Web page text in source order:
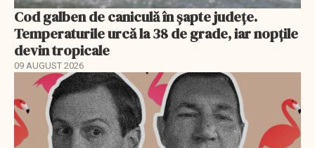
Cod galben de caniculă în șapte județe.
Temperaturile urcă la 38 de grade, iar nopțile
devin tropicale
09 AUGUST 2026